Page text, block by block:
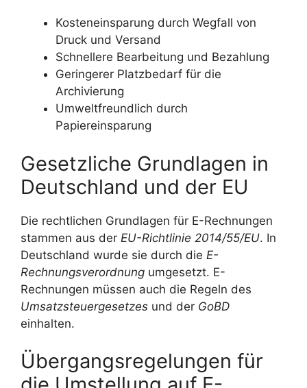
Kosteneinsparung durch Wegfall von
Druck und Versand
Schnellere Bearbeitung und Bezahlung
Geringerer Platzbedarf für die
Archivierung
Umweltfreundlich durch
Papiereinsparung
Gesetzliche Grundlagen in
Deutschland und der EU
Die rechtlichen Grundlagen für E-Rechnungen
stammen aus der EU-Richtlinie 2014/55/EU. In
Deutschland wurde sie durch die E-
Rechnungsverordnung umgesetzt. E-
Rechnungen müssen auch die Regeln des
Umsatzsteuergesetzes und der GoBD
einhalten.
Übergangsregelungen für